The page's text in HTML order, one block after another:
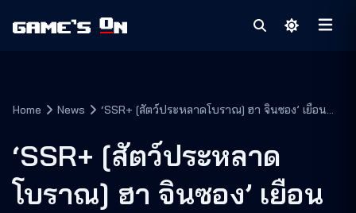
Home News
‘SSR+ [สัตว์ประหลาดโบราณ] ฮา จินซอง’ เยือน
แคมเปญ ‘คดีฆาตกรรมบนรถไฟด่วนพิเศษ’!
‘SSR+ [สัตว์ประหลาด
โบราณ] ฮา จินซอง’ เยือน